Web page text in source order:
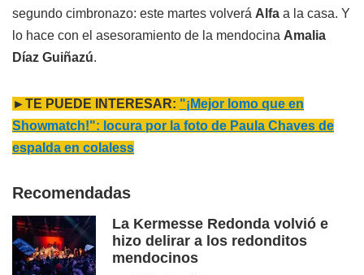
segundo cimbronazo: este martes volverá Alfa a la casa. Y
lo hace con el asesoramiento de la mendocina Amalia
Díaz Guiñazú.
►TE PUEDE INTERESAR: "¡Mejor lomo que en
Showmatch!": locura por la foto de Paula Chaves de
espalda en colaless
Recomendadas
La Kermesse Redonda volvió e
hizo delirar a los redonditos
mendocinos